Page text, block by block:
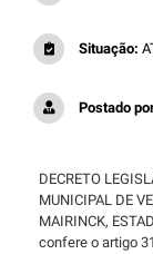
Situação:
Postado
DECRETO
MUNICIPAL DE
MAIRINCK,
confere o artigo